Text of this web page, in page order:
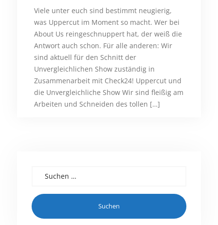
Viele unter euch sind bestimmt neugierig,
was Uppercut im Moment so macht. Wer bei
About Us reingeschnuppert hat, der weiß die
Antwort auch schon. Für alle anderen: Wir
sind aktuell für den Schnitt der
Unvergleichlichen Show zuständig in
Zusammenarbeit mit Check24! Uppercut und
die Unvergleichliche Show Wir sind fleißig am
Arbeiten und Schneiden des tollen […]
Suchen nach: